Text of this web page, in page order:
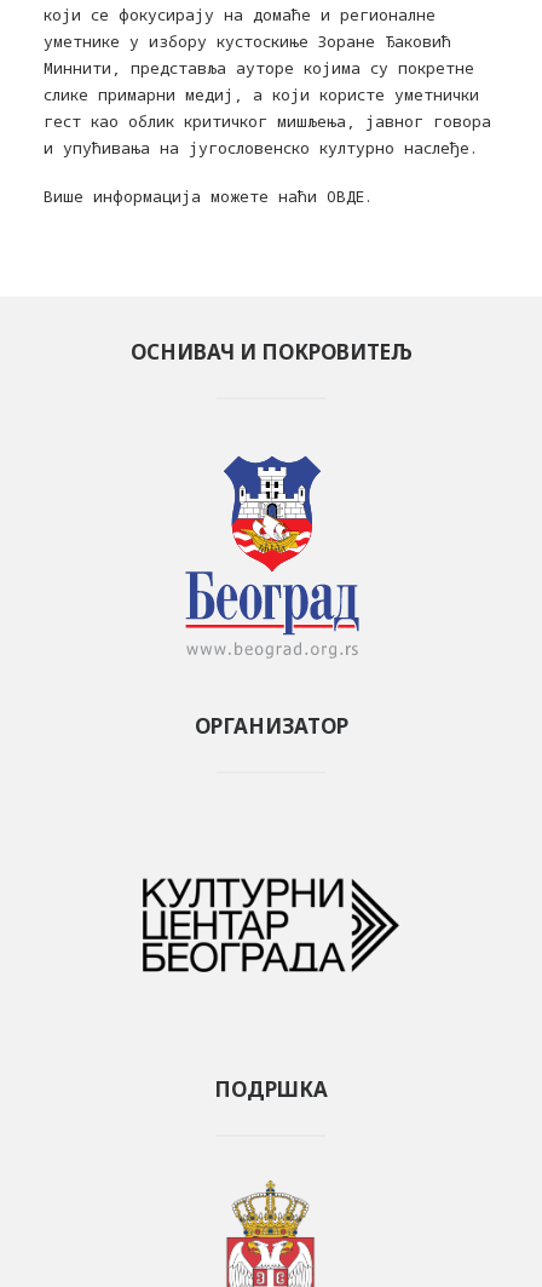
који се фокусирају на домаће и регионалне
уметнике у избору кустоскиње Зоране Ђаковић
Миннити, представља ауторе којима су покретне
слике примарни медиј, а који користе уметнички
гест као облик критичког мишљења, јавног говора
и упућивања на југословенско културно наслеђе.
Више информација можете наћи ОВДЕ.
ОСНИВАЧ И ПОКРОВИТЕЉ
ОРГАНИЗАТОР
ПОДРШКА